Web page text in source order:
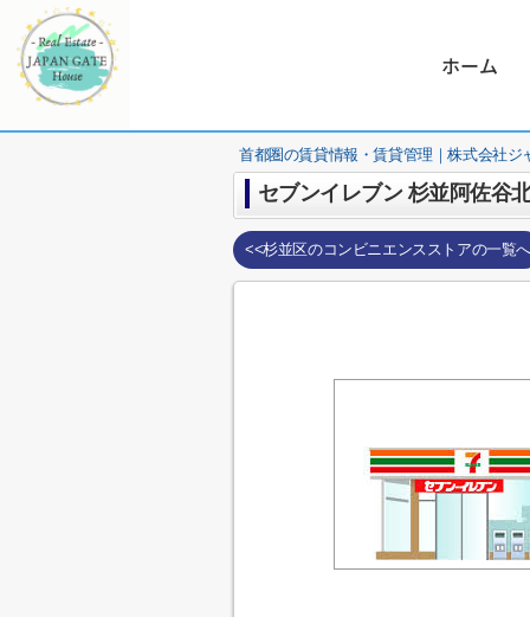
ホーム
首都圏の賃貸情報・賃貸管理｜株式会社ジ
セブンイレブン 杉並阿佐谷
<<杉並区のコンビニエンスストアの一覧へ